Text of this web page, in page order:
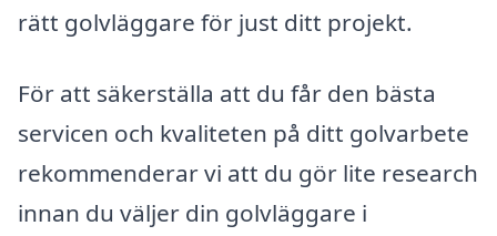
rätt golvläggare för just ditt projekt.
För att säkerställa att du får den bästa
servicen och kvaliteten på ditt golvarbete
rekommenderar vi att du gör lite research
innan du väljer din golvläggare i